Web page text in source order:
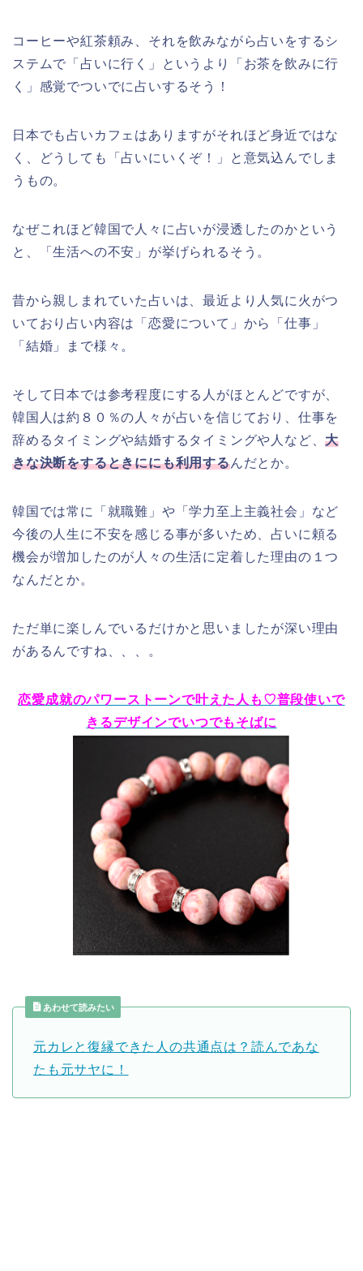
コーヒーや紅茶頼み、それを飲みながら占いをするシ
ステムで「占いに行く」というより「お茶を飲みに行
く」感覚でついでに占いするそう！
日本でも占いカフェはありますがそれほど身近ではな
く、どうしても「占いにいくぞ！」と意気込んでしま
うもの。
なぜこれほど韓国で人々に占いが浸透したのかという
と、「生活への不安」が挙げられるそう。
昔から親しまれていた占いは、最近より人気に火がつ
いており占い内容は「恋愛について」から「仕事」
「結婚」まで様々。
そして日本では参考程度にする人がほとんどですが、
韓国人は約８０％の人々が占いを信じており、仕事を
辞めるタイミングや結婚するタイミングや人など、大
きな決断をするときににも利用するんだとか。
韓国では常に「就職難」や「学力至上主義社会」など
今後の人生に不安を感じる事が多いため、占いに頼る
機会が増加したのが人々の生活に定着した理由の１つ
なんだとか。
ただ単に楽しんでいるだけかと思いましたが深い理由
があるんですね、、、。
恋愛成就のパワーストーンで叶えた人も♡普段使いで
きるデザインでいつでもそばに
あわせて読みたい
元カレと復縁できた人の共通点は？読んであな
たも元サヤに！